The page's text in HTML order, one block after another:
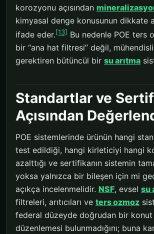
korozyonu açısından
kimyasal denge konusunun dikkate
ifade eder.[13] Bu nedenle POE ters
bir “ana hat filtresi” değil,
gerektiren bütüncül bir su arıtma
Standartlar ve
Açısından
POE sistemlerinde ürünün hangi
test edildiği, hangi kirleticiyi hangi
azalttığı ve sertifikanın sistemin
yoksa yalnızca bir bileşen için mi
açıkça incelenmelidir. NSF, evsel su
filtreleri, arıtıcıları ve ters ozmoz
federal düzeyde doğrudan bir
düzenlemesi bulunmadığını; buna